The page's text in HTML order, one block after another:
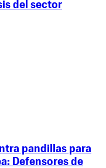
del sector
pandillas para
Defensores de